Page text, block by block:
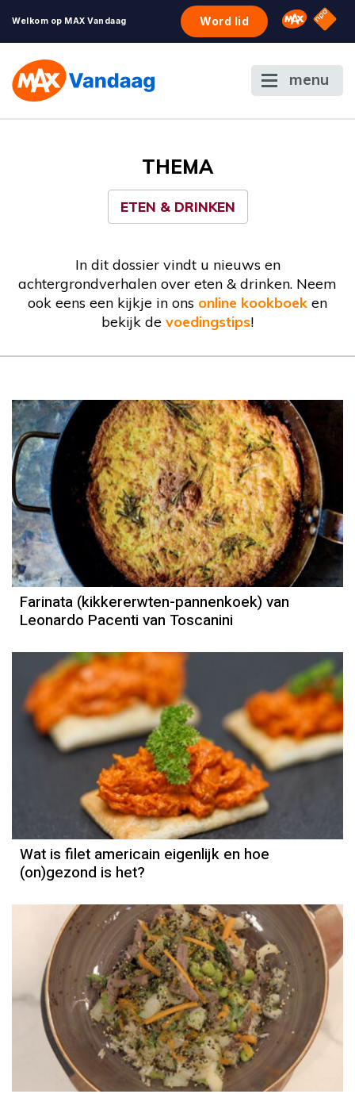
Welkom op MAX Vandaag Word lid Omroep
NPO
menu
THEMA
ETEN & DRINKEN
In dit dossier vindt u nieuws en
achtergrondverhalen over eten & drinken. Neem
ook eens een kijkje in ons online kookboek en
bekijk de voedingstips!
Farinata (kikkererwten-pannenkoek) van
Leonardo Pacenti van Toscanini
Wat is filet americain eigenlijk en hoe
(on)gezond is het?